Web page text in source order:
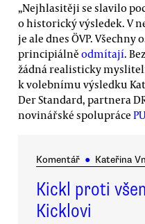
„Nejhlasitěji se slavilo
o historický výsledek. V
je ale dnes ÖVP.
principiálně odmítají.
žádná realisticky
k volebnímu výsledku
Der Standard, partnera
novinářské spolupráce
Komentář ● Kateřina
Kickl proti
Kicklovi